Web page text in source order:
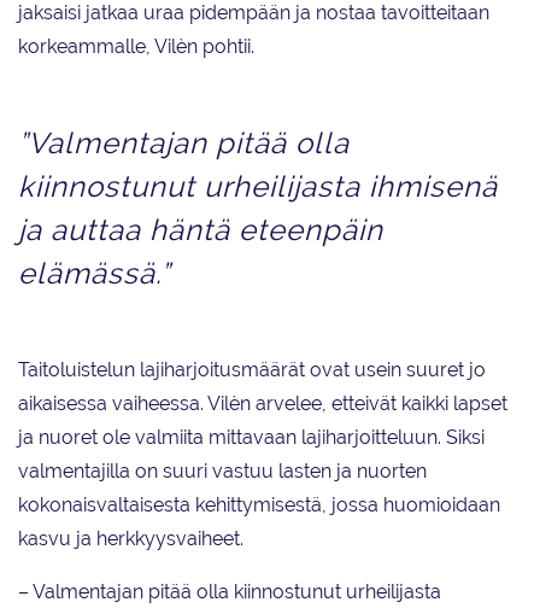
jaksaisi jatkaa uraa pidempään ja nostaa tavoitteitaan
korkeammalle, Vilèn pohtii.
”Valmentajan pitää olla
kiinnostunut urheilijasta ihmisenä
ja auttaa häntä eteenpäin
elämässä.”
Taitoluistelun lajiharjoitusmäärät ovat usein suuret jo
aikaisessa vaiheessa. Vilèn arvelee, etteivät kaikki lapset
ja nuoret ole valmiita mittavaan lajiharjoitteluun. Siksi
valmentajilla on suuri vastuu lasten ja nuorten
kokonaisvaltaisesta kehittymisestä, jossa huomioidaan
kasvu ja herkkyysvaiheet.
– Valmentajan pitää olla kiinnostunut urheilijasta